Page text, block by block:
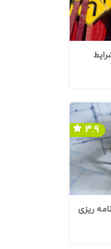
ریزی
۳.۹